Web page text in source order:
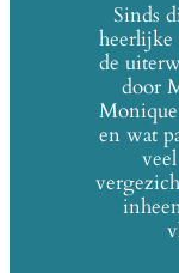
Sinds
de
door
en wat